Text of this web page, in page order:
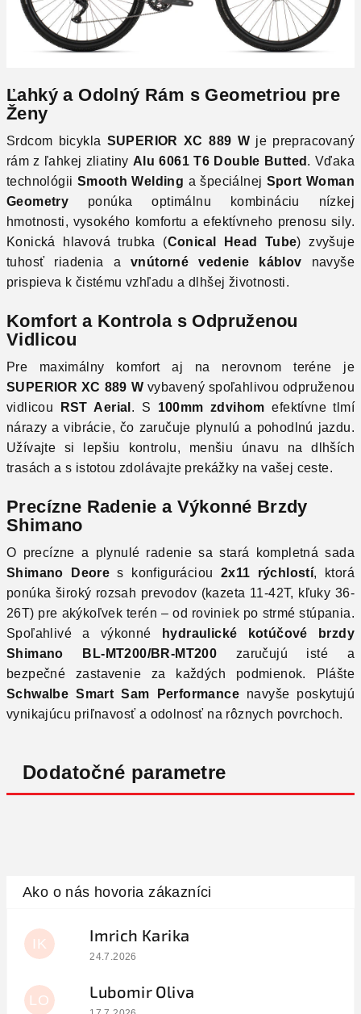
Ľahký a Odolný Rám s Geometriou pre
Ženy
Srdcom bicykla SUPERIOR XC 889 Wje prepracovaný
rám z ľahkej zliatiny Alu 6061 T6 Double Butted . Vďaka
technológii Smooth Welding a špeciálnej Sport Woman
Geometry ponúka optimálnu kombináciu nízkej
hmotnosti, vysokého komfortu a efektívneho prenosu sily.
Konická hlavová trubka (Conical Head Tube) zvyšuje
tuhosť riadenia avnútorné vedenie káblov navyše
prispieva k čistému vzhľadu a dlhšej životnosti.
Komfort a Kontrola s Odpruženou
Vidlicou
Pre maximálny komfort aj na nerovnom teréne je
SUPERIOR XC 889 W vybavený spoľahlivou odpruženou
vidlicou
RST Aerial . S 100mm zdvihom efektívne tlmí
nárazy a vibrácie, čo zaručuje plynulú a pohodlnú jazdu.
Užívajte si lepšiu kontrolu, menšiu únavu na dlhších
trasách a s istotou zdolávajte prekážky na vašej ceste.
Precízne Radenie a Výkonné Brzdy
Shimano
O precízne a plynulé radenie sa stará kompletná sada
Shimano Deore s konfiguráciou 2x11 rýchlostí, ktorá
ponúka široký rozsah prevodov (kazeta 11-42T, kľuky 36-
26T) pre akýkoľvek terén – od roviniek po strmé stúpania.
Spoľahlivé a výkonné
hydraulické kotúčové brzdy
Shimano BL-MT200/BR-MT200 zaručujú isté a
bezpečné zastavenie za každých podmienok. Plášte
Schwalbe Smart Sam Performancenavyše poskytujú
vynikajúcu priľnavosť a odolnosť na rôznych povrchoch.
Dodatočné parametre
IK Imrich Karika
Hodnotenie obchodu je 5 z 5 hviezdičiek.
24.7.2026
LO Lubomir Oliva
Hodnotenie obchodu je 5 z 5 hviezdičiek.